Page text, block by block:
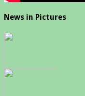
News in Pictures